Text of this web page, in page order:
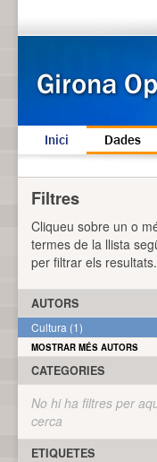
Inici Dades
Filtres
Cliqueu sobre un o
termes de la llista
per filtrar els resultats.
AUTORS
Cultura (1)
MOSTRAR MÉS AUTORS
CATEGORIES
No hi ha filtres per
cerca
ETIQUETES